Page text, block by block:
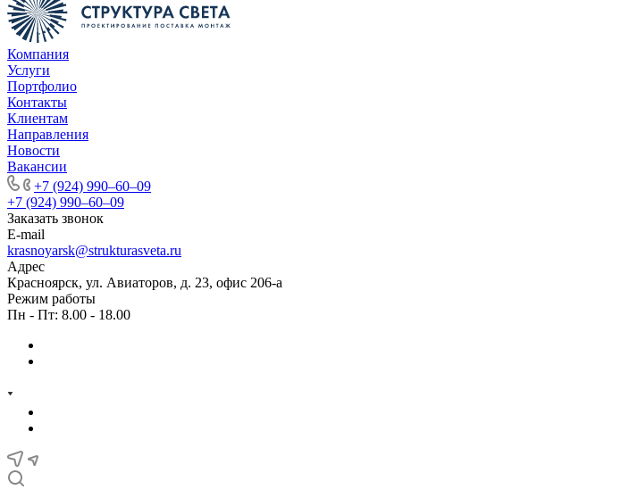
Компания
Услуги
Портфолио
Контакты
Клиентам
Направления
Новости
Вакансии
+7 (924) 990‒60‒09
+7 (924) 990‒60‒09
Заказать звонок
E-mail
krasnoyarsk@strukturasveta.ru
Адрес
Красноярск, ул. Авиаторов, д. 23, офис 206-а
Режим работы
Пн - Пт: 8.00 - 18.00